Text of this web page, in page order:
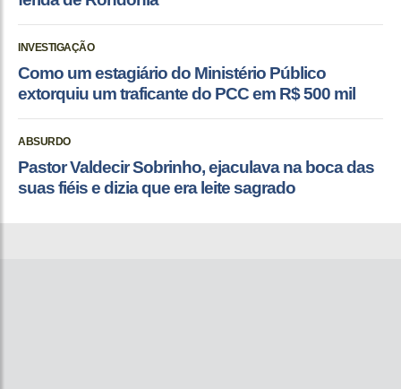
INVESTIGAÇÃO
Como um estagiário do Ministério Público
extorquiu um traficante do PCC em R$ 500 mil
ABSURDO
Pastor Valdecir Sobrinho, ejaculava na boca das
suas fiéis e dizia que era leite sagrado